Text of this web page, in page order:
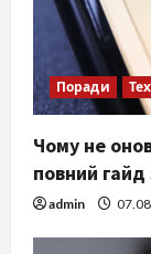
Поради
Чому не
повний
admin